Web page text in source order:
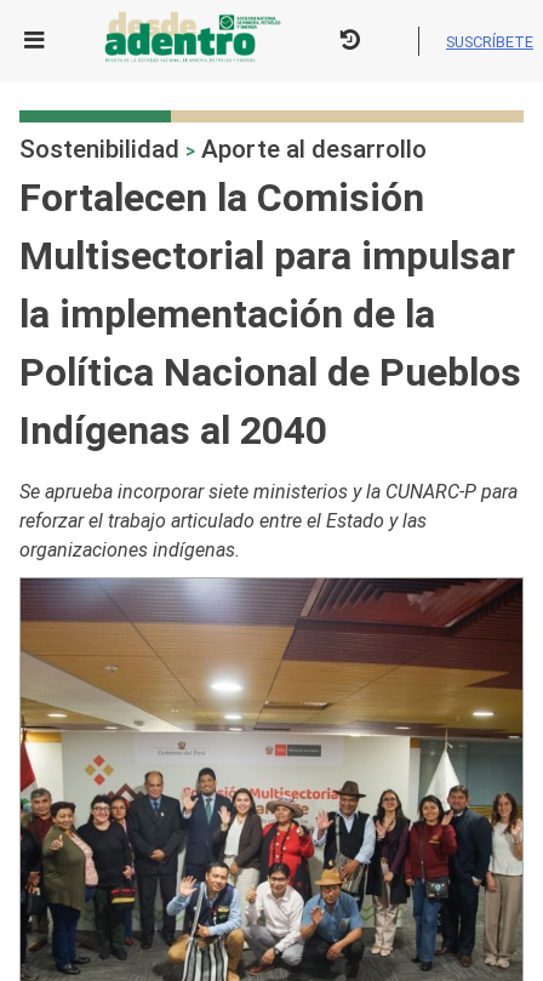
SUSCRÍBETE
Sostenibilidad > Aporte al desarrollo
Fortalecen la Comisión
Multisectorial para impulsar
la implementación de la
Política Nacional de Pueblos
Indígenas al 2040
Se aprueba incorporar siete ministerios y la CUNARC-P para
reforzar el trabajo articulado entre el Estado y las
organizaciones indígenas.